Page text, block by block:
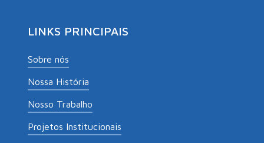
LINKS PRINCIPAIS
Sobre nós
Nossa História
Nosso Trabalho
Projetos Institucionais